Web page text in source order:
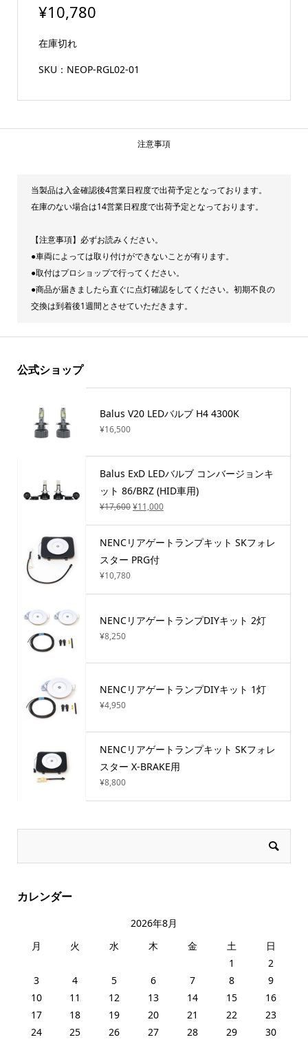
¥10,780
在庫切れ
SKU： NEOP-RGL02-01
注意事項
当製品は入金確認後4営業日程度で出荷予定となっております。
在庫のない場合は14営業日程度で出荷予定となっております。
【注意事項】必ずお読みください。
●車両によっては取り付けができないことが有ります。
●取付はプロショップで行ってください。
●商品が届きましたら直ぐに点灯確認をしてください。初期不良の
交換は到着後1週間とさせていただきます。
公式ショップ
Balus V20 LEDバルブ H4 4300K
¥16,500
Balus ExD LEDバルブ コンバージョンキ
ット 86/BRZ (HID車用)
¥17,600¥11,000
NENCリアゲートランプキット SKフォレ
スター PRG付
¥10,780
NENCリアゲートランプDIYキット 2灯
¥8,250
NENCリアゲートランプDIYキット 1灯
¥4,950
NENCリアゲートランプキット SKフォレ
スター X-BRAKE用
¥8,800
カレンダー
2026年8月
月
火 水 木 金 土
日
1
2
3
4 5 6 7 8
9
10
11 12 13 14 15
16
17
18 19 20 21 22
23
24
25 26 27 28 29
30